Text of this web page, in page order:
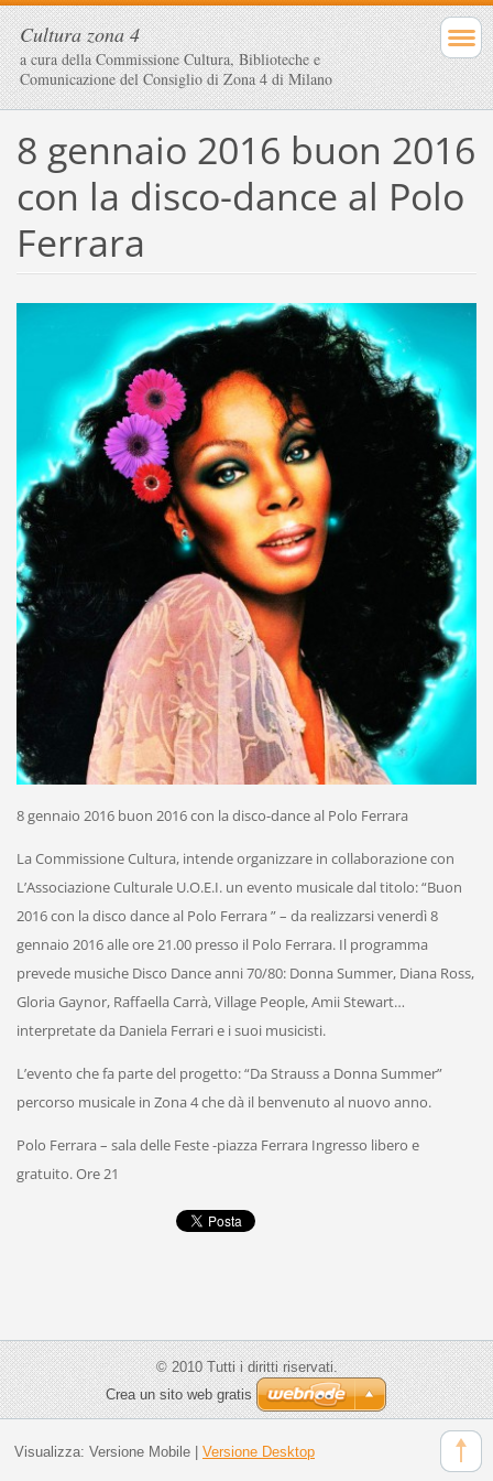
Cultura zona 4
a cura della Commissione Cultura, Biblioteche e
Comunicazione del Consiglio di Zona 4 di Milano
8 gennaio 2016 buon 2016
con la disco-dance al Polo
Ferrara
8 gennaio 2016 buon 2016 con la disco-dance al Polo Ferrara
La Commissione Cultura, intende organizzare in collaborazione con
L’Associazione Culturale U.O.E.I. un evento musicale dal titolo: “Buon
2016 con la disco dance al Polo Ferrara ” – da realizzarsi venerdì 8
gennaio 2016 alle ore 21.00 presso il Polo Ferrara. Il programma
prevede musiche Disco Dance anni 70/80: Donna Summer, Diana Ross,
Gloria Gaynor, Raffaella Carrà, Village People, Amii Stewart…
interpretate da Daniela Ferrari e i suoi musicisti.
L’evento che fa parte del progetto: “Da Strauss a Donna Summer”
percorso musicale in Zona 4 che dà il benvenuto al nuovo anno.
Polo Ferrara – sala delle Feste -piazza Ferrara Ingresso libero e
gratuito. Ore 21
© 2010 Tutti i diritti riservati.
Crea un sito web gratis
Visualizza: Versione Mobile| Versione Desktop